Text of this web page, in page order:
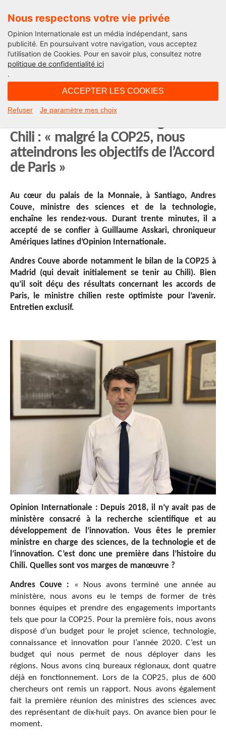
Nous respectons votre vie privée
Opinion Internationale est un média indépendant, sans
publicité. En poursuivant votre navigation, vous acceptez
l’utilisation de Cookies. Pour en savoir plus, consultez notre
politique de confidentialité ici
.
ACCEPTER LES COOKIES
Refuser Je paramètre mes choix
International
Andres Couve, ministre des
Chili : « malgré la COP25, nous
atteindrons les objectifs de l’Accord
de Paris »
Au cœur du palais de la Monnaie, à Santiago, Andres
Couve, ministre des sciences et de la technologie,
enchaîne les rendez-vous. Durant trente minutes, il a
accepté de se confier à Guillaume Asskari, chroniqueur
Amériques latines d’Opinion Internationale.
Andres Couve aborde notamment le bilan de la COP25 à
Madrid (qui devait initialement se tenir au Chili). Bien
qu’il soit déçu des résultats concernant les accords de
Paris, le ministre chilien reste optimiste pour l’avenir.
Entretien exclusif.
Opinion Internationale : Depuis 2018, il n’y avait pas de
ministère consacré à la recherche scientifique et au
développement de l’innovation. Vous êtes le premier
ministre en charge des sciences, de la technologie et de
l’innovation. C’est donc une première dans l’histoire du
Chili. Quelles sont vos marges de manœuvre ?
Andres Couve : « Nous avons terminé une année au
ministère, nous avons eu le temps de former de très
bonnes équipes et prendre des engagements importants
tels que pour la COP25. Pour la première fois, nous avons
disposé d’un budget pour le projet science, technologie,
connaissance et innovation pour l’année 2020. C’est un
budget qui nous permet de nous déployer dans les
régions. Nous avons cinq bureaux régionaux, dont quatre
déjà en fonctionnement. Lors de la COP25, plus de 600
chercheurs ont remis un rapport. Nous avons également
fait la première réunion des ministres des sciences avec
des représentant de dix-huit pays. On avance bien pour le
moment.